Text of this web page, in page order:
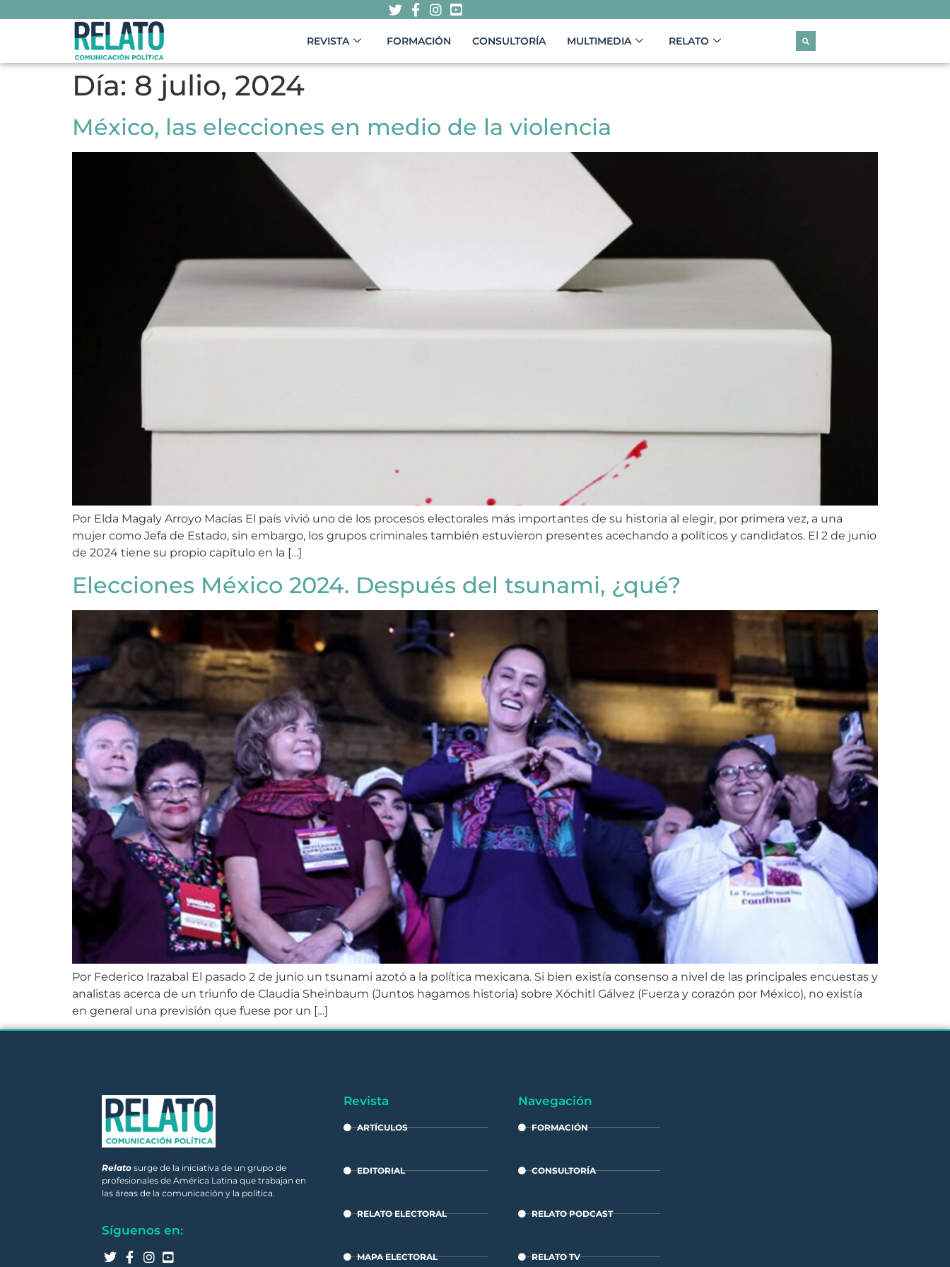
REVISTA FORMACIÓN CONSULTORÍA MULTIMEDIA RELATO
Día: 8 julio, 2024
México, las elecciones en medio de la violencia
Por Elda Magaly Arroyo Macías El país vivió uno de los procesos electorales más importantes de su historia al elegir, por primera vez, a una
mujer como Jefa de Estado, sin embargo, los grupos criminales también estuvieron presentes acechando a políticos y candidatos. El 2 de junio
de 2024 tiene su propio capítulo en la […]
Elecciones México 2024. Después del tsunami, ¿qué?
Por Federico Irazabal El pasado 2 de junio un tsunami azotó a la política mexicana. Si bien existía consenso a nivel de las principales encuestas y
analistas acerca de un triunfo de Claudia Sheinbaum (Juntos hagamos historia) sobre Xóchitl Gálvez (Fuerza y corazón por México), no existía
en general una previsión que fuese por un […]
Relato surge de la iniciativa de un grupo de
profesionales de América Latina que trabajan en
las áreas de la comunicación y la política.
Síguenos en:
Revista
ARTÍCULOS
EDITORIAL
RELATO ELECTORAL
MAPA ELECTORAL
Navegación
FORMACIÓN
CONSULTORÍA
RELATO PODCAST
RELATO TV